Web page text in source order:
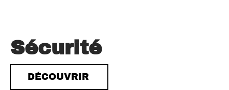
Sécurité
DÉCOUVRIR